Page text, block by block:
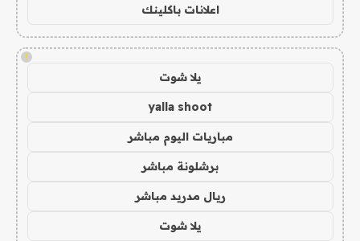
اعلانات باكلينك
!
يلا شوت
yalla shoot
مباريات اليوم مباشر
برشلونة مباشر
ريال مدريد مباشر
يلا شوت